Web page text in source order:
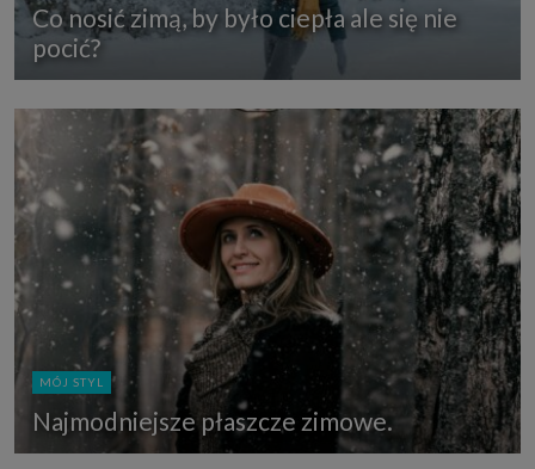
Co nosić zimą, by było ciepła ale się nie
pocić?
MÓJ STYL
Najmodniejsze płaszcze zimowe.